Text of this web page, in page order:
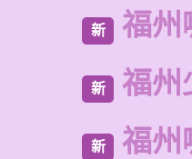
新 福州
新 福州
新 福州